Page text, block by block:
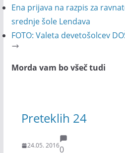
Ena prijava na razpis za
srednje šole Lendava
FOTO: Valeta devetošolcev
Morda vam bo všeč tudi
Preteklih 24
24.05. 20160